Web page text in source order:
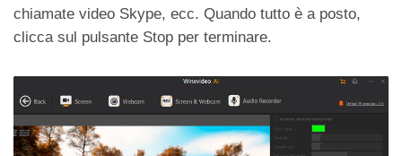
chiamate video Skype, ecc. Quando tutto è a posto,
clicca sul pulsante Stop per terminare.